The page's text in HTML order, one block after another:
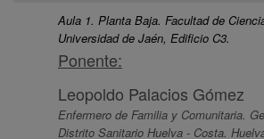
Aula 1. Planta Baja. Facultad de
Universidad de Jaén, Edificio C3.
Ponente:
Leopoldo Palacios Gómez
Enfermero de Familia y Comunitaria.
Distrito Sanitario Huelva - Costa.